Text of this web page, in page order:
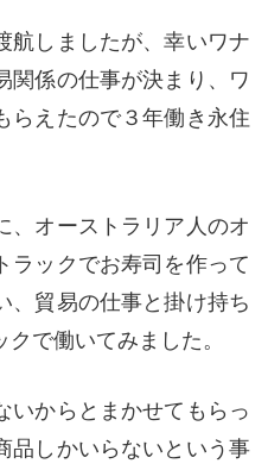
航しましたが、幸いワナ
関係の仕事が決まり、ワ
らえたので３年働き永住
、オーストラリア人のオ
ラックでお寿司を作って
、貿易の仕事と掛け持ち
で働いてみました。
いからとまかせてもらっ
品しかいらないという事